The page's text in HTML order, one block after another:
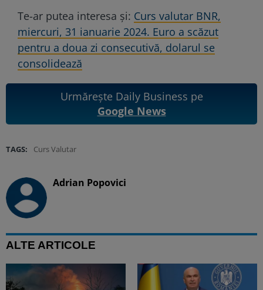
Te-ar putea interesa și: Curs valutar BNR,
miercuri, 31 ianuarie 2024. Euro a scăzut
pentru a doua zi consecutivă, dolarul se
consolidează
Urmărește Daily Business pe
Google News
TAGS: Curs Valutar
Adrian Popovici
ALTE ARTICOLE